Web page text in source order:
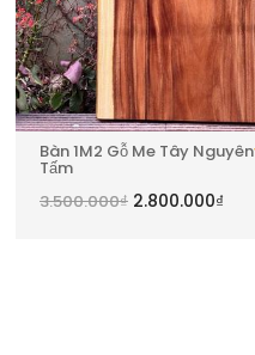
Bàn 1M2 Gỗ Me Tây Nguyên
Tấm
3.500.000₫ 2.800.000₫